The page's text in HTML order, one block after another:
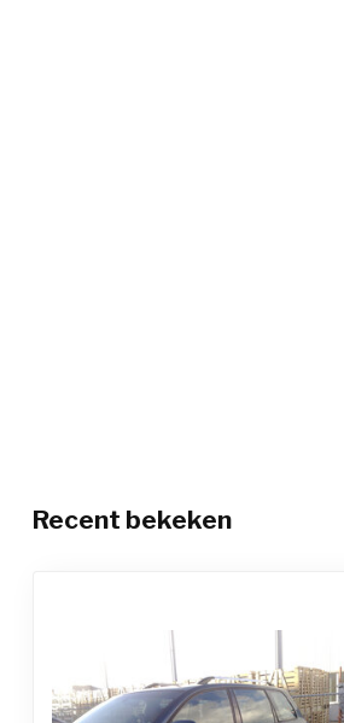
Recent bekeken